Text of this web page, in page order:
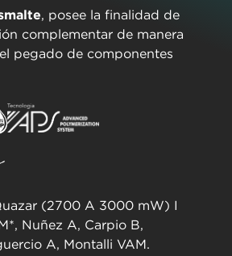
, posee la finalidad de
complementar de manera
pegado de componentes
(2700 A 3000 mW) I
Nuñez A, Carpio B,
A, Montalli VAM.